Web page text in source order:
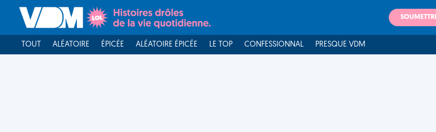
TOUT ALÉATOIRE ÉPICÉE ALÉATOIRE ÉPICÉE LE TOP CONFESSIONNAL PRESQUE VDM